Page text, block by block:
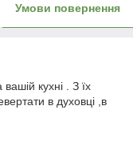
Умови повернення
кухні . З їх
в духовці ,в